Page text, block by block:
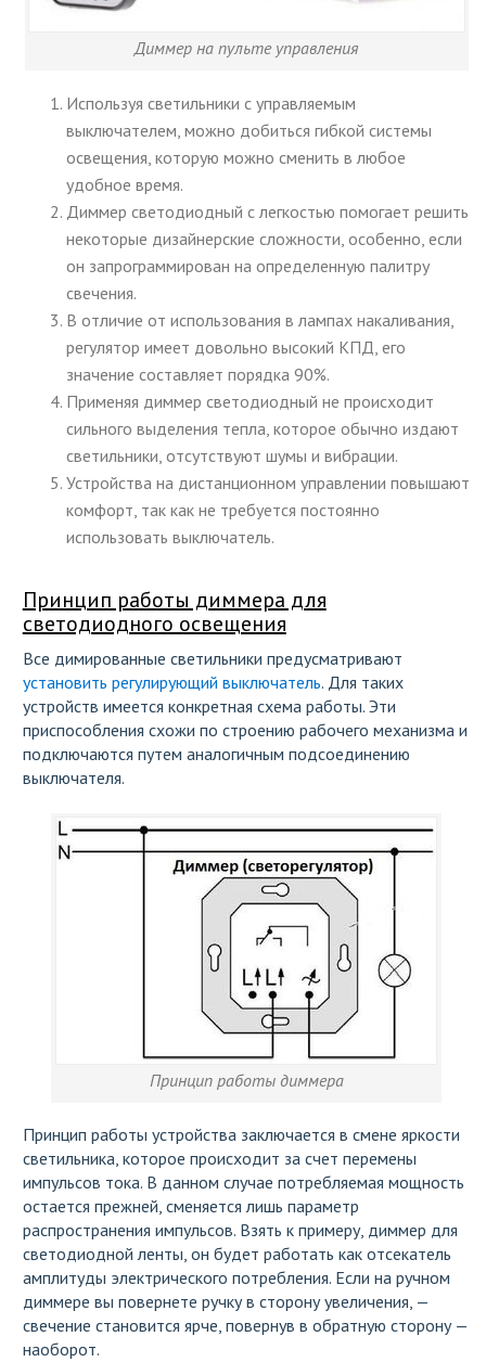
Диммер на пульте управления
Используя светильники с управляемым
выключателем, можно добиться гибкой системы
освещения, которую можно сменить в любое
удобное время.
Диммер светодиодный с легкостью помогает решить
некоторые дизайнерские сложности, особенно, если
он запрограммирован на определенную палитру
свечения.
В отличие от использования в лампах накаливания,
регулятор имеет довольно высокий КПД, его
значение составляет порядка 90%.
Применяя диммер светодиодный не происходит
сильного выделения тепла, которое обычно издают
светильники, отсутствуют шумы и вибрации.
Устройства на дистанционном управлении повышают
комфорт, так как не требуется постоянно
использовать выключатель.
Принцип работы диммера для
светодиодного освещения
Все димированные светильники предусматривают
установить регулирующий выключатель. Для таких
устройств имеется конкретная схема работы. Эти
приспособления схожи по строению рабочего механизма и
подключаются путем аналогичным подсоединению
выключателя.
Принцип работы диммера
Принцип работы устройства заключается в смене яркости
светильника, которое происходит за счет перемены
импульсов тока. В данном случае потребляемая мощность
остается прежней, сменяется лишь параметр
распространения импульсов. Взять к примеру, диммер для
светодиодной ленты, он будет работать как отсекатель
амплитуды электрического потребления. Если на ручном
диммере вы повернете ручку в сторону увеличения, —
свечение становится ярче, повернув в обратную сторону —
наоборот.